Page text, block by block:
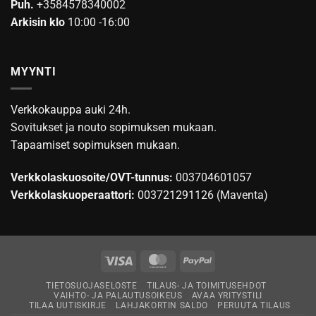
Puh. +3584578340002
Arkisin klo 10:00 -16:00
MYYNTI
Verkkokauppa auki 24h.
Sovitukset ja nouto sopimuksen mukaan.
Tapaamiset sopimuksen mukaan.
Verkkolaskuosoite/OVT-tunnus: 003704601057
Verkkolaskuoperaattori: 003721291126 (Maventa)
Visa MasterCardPayPal
TIETOSUOJASELOSTE
TILAUS- JA TOIMITUSEHDOT
VAIHTO- JA PALAUTUSOIKEUS
AVAA YRITYSTILI
TILAA UUTISKIRJE
LAHJAKORTIN SALDO PERUUTA TILAUS